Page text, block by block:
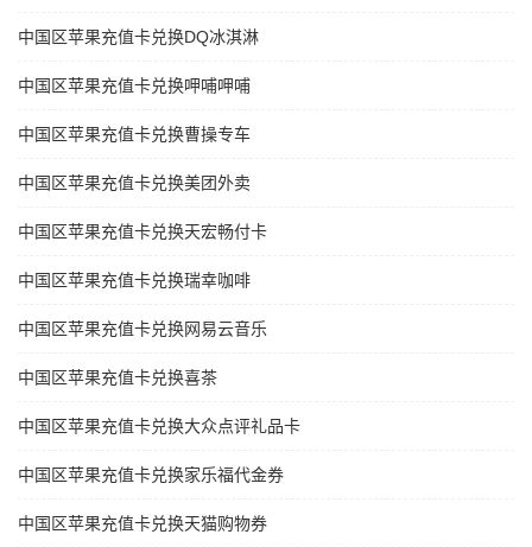
中国区苹果充值卡兑换DQ冰淇淋
中国区苹果充值卡兑换呷哺呷哺
中国区苹果充值卡兑换曹操专车
中国区苹果充值卡兑换美团外卖
中国区苹果充值卡兑换天宏畅付卡
中国区苹果充值卡兑换瑞幸咖啡
中国区苹果充值卡兑换网易云音乐
中国区苹果充值卡兑换喜茶
中国区苹果充值卡兑换大众点评礼品卡
中国区苹果充值卡兑换家乐福代金券
中国区苹果充值卡兑换天猫购物券